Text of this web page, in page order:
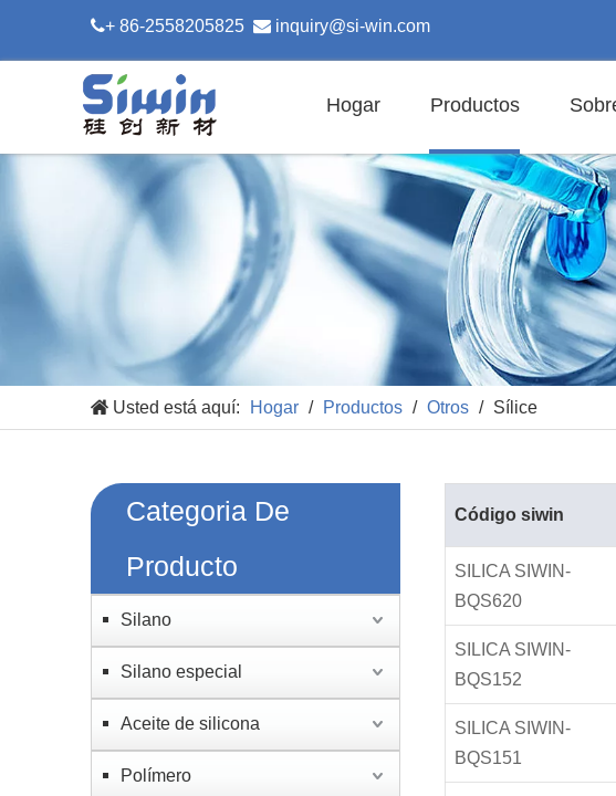
+ 86-2558205825  inquiry@si-win.com
Hogar Productos
Usted está aquí: Hogar / Productos / Otros / Sílice
Categoria De
Producto
Silano
Silano especial
Aceite de silicona
Polímero
Código siwin
SILICA SIWIN-
BQS620
SILICA SIWIN-
BQS152
SILICA SIWIN-
BQS151